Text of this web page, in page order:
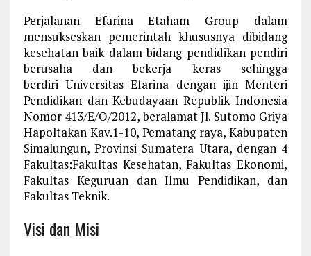
Perjalanan Efarina Etaham Group dalam
mensukseskan pemerintah khususnya dibidang
kesehatan baik dalam bidang pendidikan pendiri
berusaha dan bekerja keras sehingga
berdiri Universitas Efarina dengan ijin Menteri
Pendidikan dan Kebudayaan Republik Indonesia
Nomor 413/E/O/2012, beralamat Jl. Sutomo Griya
Hapoltakan Kav.1-10, Pematang raya, Kabupaten
Simalungun, Provinsi Sumatera Utara, dengan 4
Fakultas:Fakultas Kesehatan, Fakultas Ekonomi,
Fakultas Keguruan dan Ilmu Pendidikan, dan
Fakultas Teknik.
Visi dan Misi